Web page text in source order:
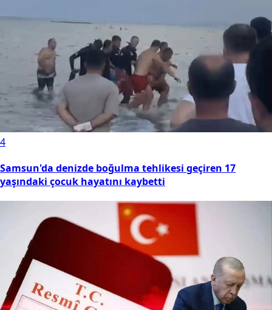
4
Samsun'da denizde boğulma tehlikesi geçiren 17
yaşındaki çocuk hayatını kaybetti